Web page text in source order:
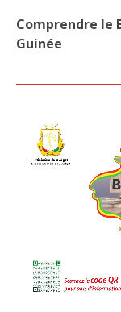
Comprendre le
Guinée